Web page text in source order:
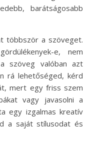
barátságosabb
többször a szöveget.
e, nem
szöveg valóban azt
rá lehetőséged, kérd
mert egy friss szem
vagy javasolni a
egy izgalmas kreatív
a saját stílusodat és